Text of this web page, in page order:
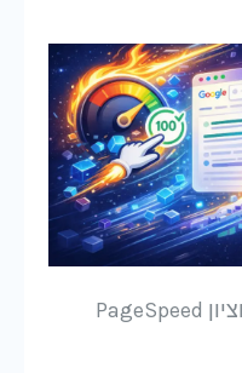
שיפור מהירות אתר ביצועים וציון PageSpeed